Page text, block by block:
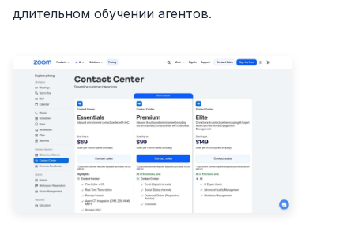
длительном обучении агентов.